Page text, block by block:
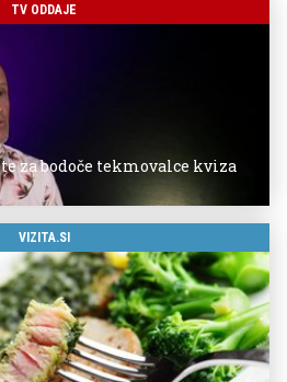
TV ODDAJE
za bodoče tekmovalce kviza
VIZITA.SI